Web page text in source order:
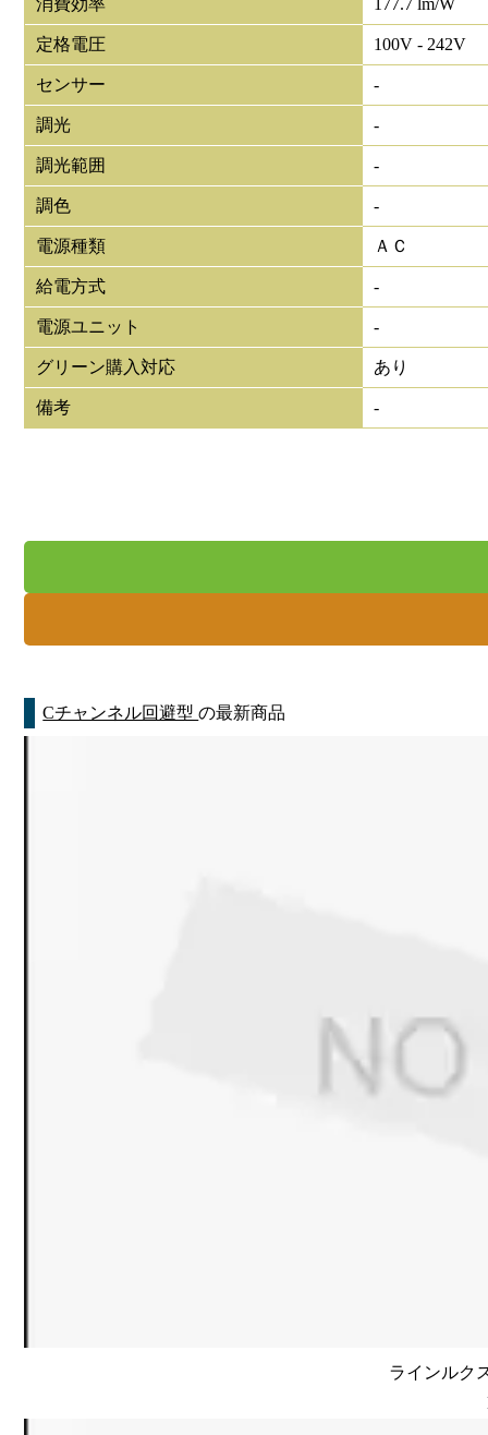
消費効率 177.7 lm/W
定格電圧 100V - 242V
センサー -
調光 -
調光範囲 -
調色 -
電源種類 ＡＣ
給電方式 -
電源ユニット -
グリーン購入対応 あり
備考 -
Cチャンネル回避型の最新商品
ラインルク